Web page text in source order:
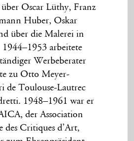
Oscar Lüthy, Franz
Huber, Oskar
über die Malerei in
arbeitete
Werbeberater
zu Otto Meyer-
de Toulouse-Lautrec
1948–1961 war er
der Association
des Critiques d’Art,